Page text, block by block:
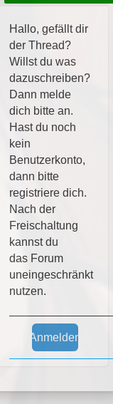
Hallo, gefällt dir
der Thread?
Willst du was
dazuschreiben?
Dann melde
dich bitte an.
Hast du noch
kein
Benutzerkonto,
dann bitte
registriere dich.
Nach der
Freischaltung
kannst du
das Forum
uneingeschränkt
nutzen.
Anmelden